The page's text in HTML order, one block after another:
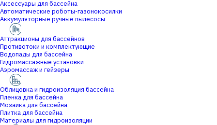
Аксессуары для бассейна
Автоматические роботы-газонокосилки
Аккумуляторные ручные пылесосы
Аттракционы для бассейнов
Противотоки и комплектующие
Водопады для бассейна
Гидромассажные установки
Аэромассаж и гейзеры
Облицовка и гидроизоляция бассейна
Пленка для бассейна
Мозаика для бассейна
Плитка для бассейна
Материалы для гидроизоляции